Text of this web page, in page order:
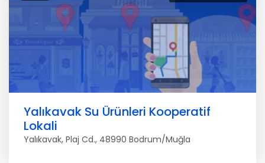
Yalıkavak Su Ürünleri Kooperatif
Lokali
Yalıkavak, Plaj Cd., 48990 Bodrum/Muğla